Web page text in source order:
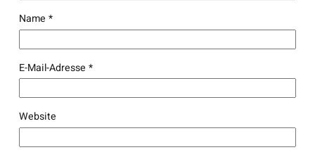
Name *
E-Mail-Adresse *
Website